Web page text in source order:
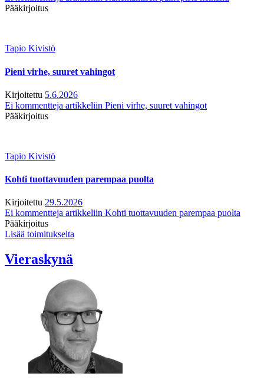
Pääkirjoitus
Tapio Kivistö
Pieni virhe, suuret vahingot
Kirjoitettu 5.6.2026
Ei kommentteja artikkeliin Pieni virhe, suuret vahingot
Pääkirjoitus
Tapio Kivistö
Kohti tuottavuuden parempaa puolta
Kirjoitettu 29.5.2026
Ei kommentteja artikkeliin Kohti tuottavuuden parempaa puolta
Pääkirjoitus
Lisää toimitukselta
Vieraskynä